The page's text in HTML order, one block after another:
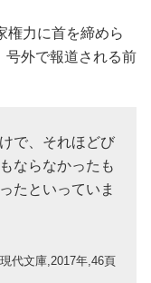
権力に首を締めら
号外で報道される前
で、それほどび
ならなかったも
たといっていま
代文庫,2017年,46頁